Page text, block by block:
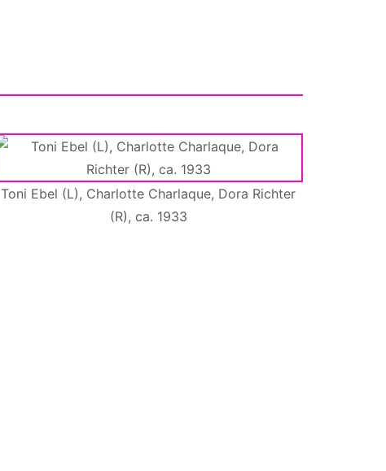
Toni Ebel (L), Charlotte Charlaque, Dora Richter
(R), ca. 1933